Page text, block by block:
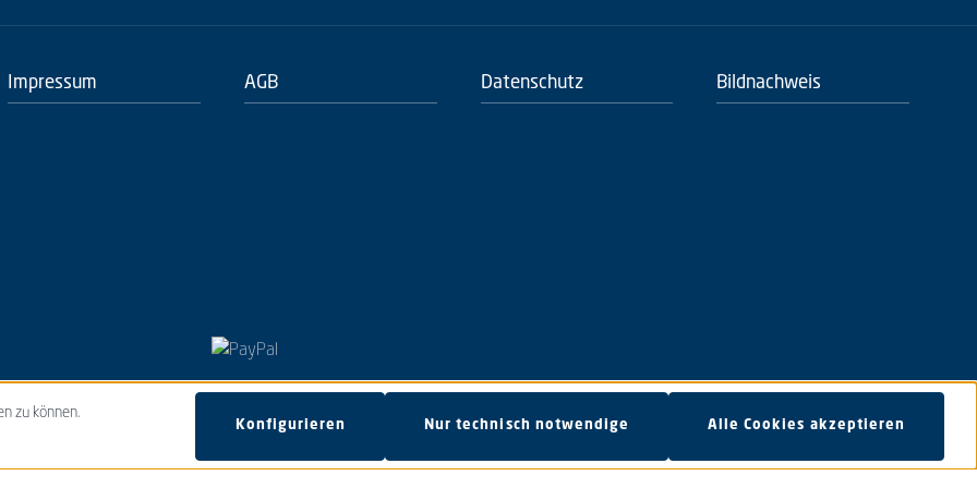
Impressum AGB Datenschutz Bildnachweis
Alle Preise inkl. gesetzl. Mehrwertsteuer zzgl. Versandkosten und ggf. Nachnahmegebühren, wenn nicht anders angegeben.
· Verkauf nur an Personen ab 18 Jahren · Schwangere und Stillende sollten auf den Konsum verzichten
zu können.
Nur technisch notwendige
Konfigurieren Alle Cookies akzeptieren